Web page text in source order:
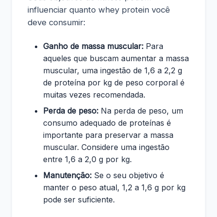
influenciar quanto whey protein você
deve consumir:
Ganho de massa muscular: Para
aqueles que buscam aumentar a massa
muscular, uma ingestão de 1,6 a 2,2 g
de proteína por kg de peso corporal é
muitas vezes recomendada.
Perda de peso: Na perda de peso, um
consumo adequado de proteínas é
importante para preservar a massa
muscular. Considere uma ingestão
entre 1,6 a 2,0 g por kg.
Manutenção: Se o seu objetivo é
manter o peso atual, 1,2 a 1,6 g por kg
pode ser suficiente.